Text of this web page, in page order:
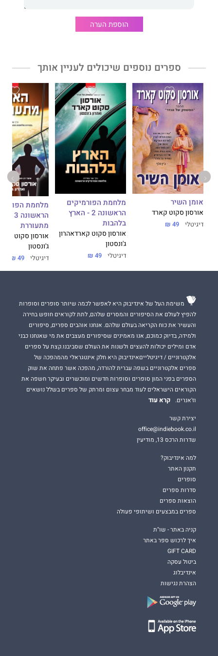
ספרים נוספים של סקאלזי שיצאו בהוצאת אופוס: "חולצות אדומות"
הוספת הערה
ספרים נוספים שיכולים לעניין אותך
אומן השיר
אורסון סקוט קארד
דיגיטלי 49 ₪
מלחמת הפורמיקים
הראשונה 2 - הארץ
בלהבות
אורסון סקוט קארדאהרון
ג'ונסטון
דיגיטלי 49 ₪
מלחמת
מתעוררת
אורסון סקוט
ג'ונסטון
דיגיטלי 49 ₪
משימת העל של אינדיבוק היא לאפשר לכמה שיותר סופרים וסופרות
להפיץ לעולם את הסיפורים והמסרים שלהם, לתת לקוראים חופש בחירה
והעשיר את כוח הקריאה בעולם שלהם. אנחנו אוהבים ספרים, סיפורים
ולמידה, בדיוק כמוכם, אנו מאמינים שסיפורים מעצבים את מי שאנחנו כבני
אדם ומילים יכולות להעצים ולשנות את העולם שסביבנו.קצת על ספרים
אלקטרוניים / דיגיטלייםאינדיבוק היא חלק אינטגראלי מהמהפכה של
ספרים אלקטרוניים בשפה עברית להורדה, מהפכה אשר פתחה את שוק
הספרים בפני המון סופרים וסופרות חדשים ומוכשרים ובעיקר חשפה את
הקוראים הישראלים לעוד מבחר עצום ומרתק של ספרים בשלל נושאים
וז'אנרים.
קרא עוד
יצירת קשר
office@indiebook.co.il
שדרות הרכס 13, מודיעין
למה אינדיבוק?
תקנון האתר
סופרים
סדרות ספרים
הוצאות ספרים
ספרים במבצעים ושיתופי פעולה
קניה באתר - שו"ת
איך לרכוש ספר באתר
GIFT CARD
ביטול עסקה
אינדיבלוג
הצהרת נגישות